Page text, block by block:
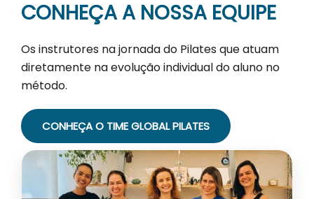
CONHEÇA A NOSSA EQUIPE
Os instrutores na jornada do Pilates que atuam
diretamente na evolução individual do aluno no
método.
CONHEÇA O TIME GLOBAL PILATES